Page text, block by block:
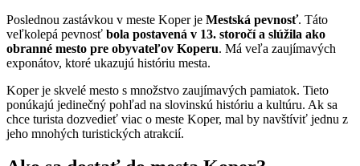
Poslednou zastávkou v meste Koper je Mestská pevnosť. Táto
veľkolepá pevnosť bola postavená v 13. storočí a slúžila ako
obranné mesto pre obyvateľov Koperu. Má veľa zaujímavých
exponátov, ktoré ukazujú históriu mesta.
Koper je skvelé mesto s množstvo zaujímavých pamiatok. Tieto
ponúkajú jedinečný pohľad na slovinskú históriu a kultúru. Ak sa
chce turista dozvedieť viac o meste Koper, mal by navštíviť jednu z
jeho mnohých turistických atrakcií.